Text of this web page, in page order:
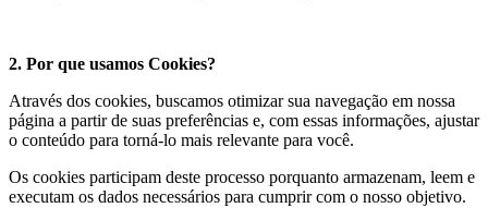
2. Por que usamos Cookies?
Através dos cookies, buscamos otimizar sua navegação em nossa
página a partir de suas preferências e, com essas informações, ajustar
o conteúdo para torná-lo mais relevante para você.
Os cookies participam deste processo porquanto armazenam, leem e
executam os dados necessários para cumprir com o nosso objetivo.